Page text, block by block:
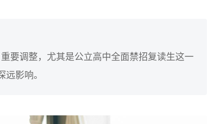
要调整，尤其是公立高中全面禁招复读生这一
影响。